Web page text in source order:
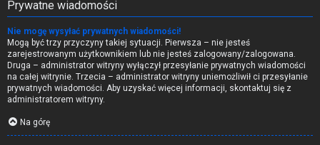
Prywatne wiadomości
Nie mogę wysyłać prywatnych wiadomości!
Mogą być trzy przyczyny takiej sytuacji. Pierwsza – nie jesteś
zarejestrowanym użytkownikiem lub nie jesteś zalogowany/zalogowana.
Druga – administrator witryny wyłączył przesyłanie prywatnych wiadomości
na całej witrynie. Trzecia – administrator witryny uniemożliwił ci przesyłanie
prywatnych wiadomości. Aby uzyskać więcej informacji, skontaktuj się z
administratorem witryny.
Na górę